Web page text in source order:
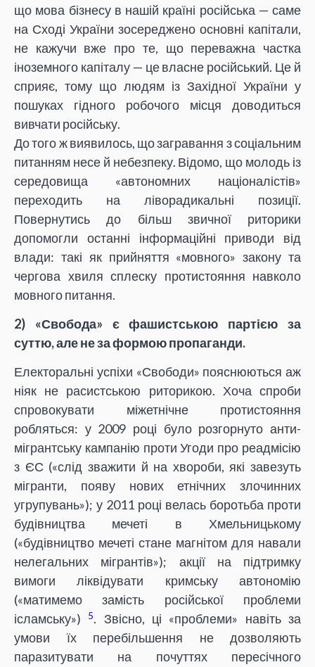
що мова бізнесу в нашій країні російська — саме
на Сході України зосереджено основні капітали,
не кажучи вже про те, що переважна частка
іноземного капіталу — це власне російський. Це й
сприяє, тому що людям із Західної України у
пошуках гідного робочого місця доводиться
вивчати російську.
До того ж виявилось, що загравання з соціальним
питанням несе й небезпеку. Відомо, що молодь із
середовища «автономних націоналістів»
переходить на ліворадикальні позиції.
Повернутись до більш звичної риторики
допомогли останні інформаційні приводи від
влади: такі як прийняття «мовного» закону та
чергова хвиля сплеску протистояння навколо
мовного питання.
2) «Свобода» є фашистською партією за
суттю, але не за формою пропаганди.
Електоральні успіхи «Свободи» пояснюються аж
ніяк не расистською риторикою. Хоча спроби
спровокувати міжетнічне протистояння
робляться: у 2009 році було розгорнуто анти-
мігрантську кампанію проти Угоди про реадмісію
з ЄС («слід зважити й на хвороби, які завезуть
мігранти, появу нових етнічних злочинних
угрупувань»); у 2011 році велась боротьба проти
будівництва мечеті в Хмельницькому
(«будівництво мечеті стане магнітом для навали
нелегальних мігрантів»); акції на підтримку
вимоги ліквідувати кримську автономію
(«матимемо замість російської проблеми
ісламську»)
5. Звісно, ці «проблеми» навіть за
умови їх перебільшення не дозволяють
паразитувати на почуттях пересічного